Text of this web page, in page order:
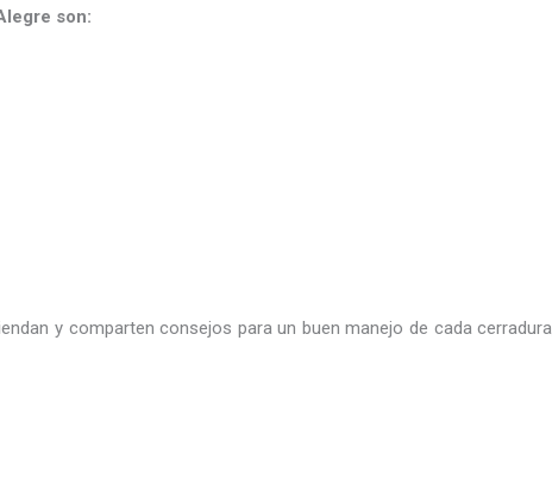
son:
y comparten consejos para un buen manejo de cada